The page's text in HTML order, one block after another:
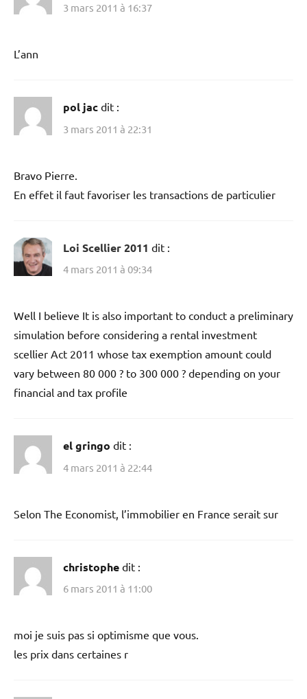
3 mars 2011 à 16:37
L’ann
pol jac dit :
3 mars 2011 à 22:31
Bravo Pierre.
En effet il faut favoriser les transactions de particulier
Loi Scellier 2011 dit :
4 mars 2011 à 09:34
Well I believe It is also important to conduct a preliminary
simulation before considering a rental investment
scellier Act 2011 whose tax exemption amount could
vary between 80 000 ? to 300 000 ? depending on your
financial and tax profile
el gringo dit :
4 mars 2011 à 22:44
Selon The Economist, l’immobilier en France serait sur
christophe dit :
6 mars 2011 à 11:00
moi je suis pas si optimisme que vous.
les prix dans certaines r